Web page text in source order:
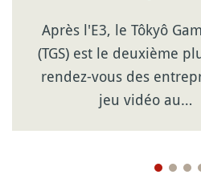
Après l'E3, le Tôkyô
(TGS) est le deuxième
rendez-vous des
jeu vidéo au…